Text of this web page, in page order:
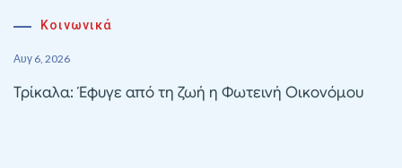
Κοινωνικά
Αυγ 6, 2026
Τρίκαλα: Έφυγε από τη ζωή η Φωτεινή Οικονόμου